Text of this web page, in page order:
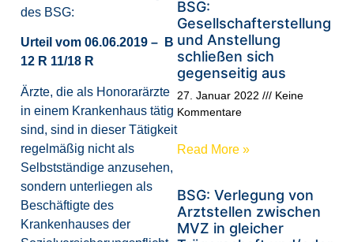
des BSG:
Urteil vom 06.06.2019 – B
12 R 11/18 R
Ärzte, die als Honorarärzte
in einem Krankenhaus tätig
sind, sind in dieser Tätigkeit
regelmäßig nicht als
Selbstständige anzusehen,
sondern unterliegen als
Beschäftigte des
Krankenhauses der
BSG:
Gesellschafterstellung
und Anstellung
schließen sich
gegenseitig aus
27. Januar 2022
Keine
Kommentare
Read More »
BSG: Verlegung von
Arztstellen zwischen
MVZ in gleicher